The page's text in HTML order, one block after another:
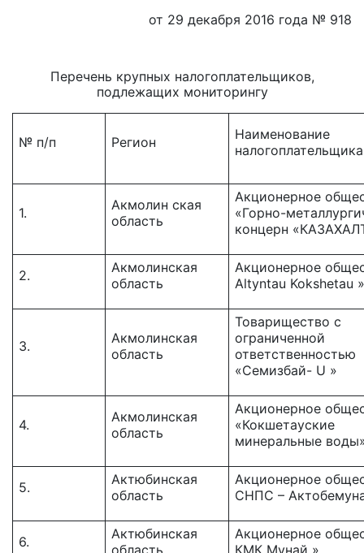
от 29 декабря 2016 года № 918
Перечень крупных налогоплательщиков,
подлежащих мониторингу
№ п/п Регион
Наименование
налогоплательщика
1.
Акмолин ская
область
Акционерное
«Горно-
концерн
2.
Акмолинская
область
Акционерное
Altyntau Kokshetau »
3.
Акмолинская
область
Товарищество c
ограниченной
ответственностью
«Семизбай- U »
4.
Акмолинская
область
Акционерное
«Кокшетауские
минеральные
5.
Актюбинская
область
Акционерное
СНПС –
6.
Актюбинская
область
Акционерное
КМК Мунай »